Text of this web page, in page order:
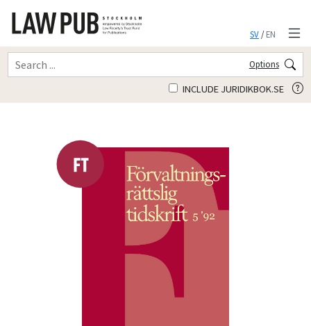
SV/EN
Options
INCLUDE JURIDIKBOK.SE